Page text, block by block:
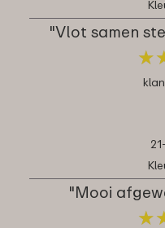
"Vlot samen
★
★
"Mooi
★
★